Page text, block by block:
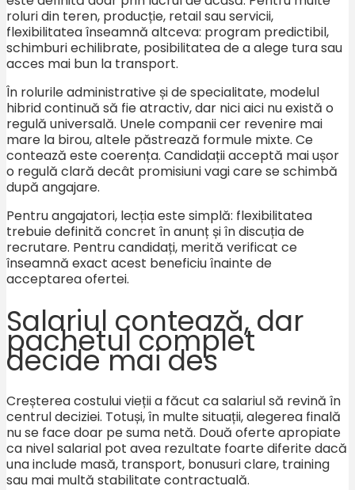
roluri din teren, producție, retail sau servicii,
flexibilitatea înseamnă altceva: program predictibil,
schimburi echilibrate, posibilitatea de a alege tura sau
acces mai bun la transport.
În rolurile administrative și de specialitate, modelul
hibrid continuă să fie atractiv, dar nici aici nu există o
regulă universală. Unele companii cer revenire mai
mare la birou, altele păstrează formule mixte. Ce
contează este coerența. Candidații acceptă mai ușor
o regulă clară decât promisiuni vagi care se schimbă
după angajare.
Pentru angajatori, lecția este simplă: flexibilitatea
trebuie definită concret în anunț și în discuția de
recrutare. Pentru candidați, merită verificat ce
înseamnă exact acest beneficiu înainte de
acceptarea ofertei.
Salariul contează, dar
pachetul complet
decide mai des
Creșterea costului vieții a făcut ca salariul să revină în
centrul deciziei. Totuși, în multe situații, alegerea finală
nu se face doar pe suma netă. Două oferte apropiate
ca nivel salarial pot avea rezultate foarte diferite dacă
una include masă, transport, bonusuri clare, training
sau mai multă stabilitate contractuală.